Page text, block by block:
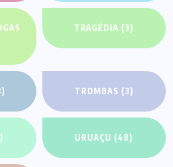
TRAGÉDIA (3)
TROMBAS (3)
URUAÇU (48)